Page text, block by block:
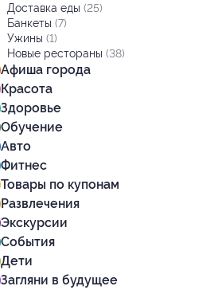
Афиша города
Красота
Здоровье
Доставка еды (25)
Банкеты (7)
Ужины (1)
Новые рестораны (38)
Обучение
Авто
Фитнес
Товары по купонам
Развлечения
Экскурсии
События
Дети
Загляни в будущее